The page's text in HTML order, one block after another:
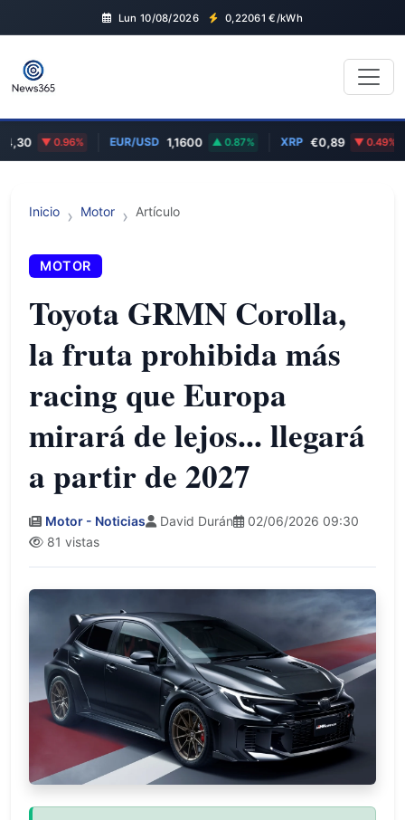
Lun 10/08/2026 0,22061 €/kWh
0.96% EUR/USD 1,1600 0.87% XRP €0,89 0.49%
Inicio Motor Artículo
MOTOR
Toyota GRMN Corolla,
la fruta prohibida más
racing que Europa
mirará de lejos... llegará
a partir de 2027
Motor - Noticias David Durán
02/06/2026 09:30
81 vistas